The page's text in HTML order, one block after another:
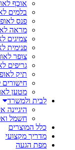
אוכף
בלמים
פנס
מראה
צמיגים
פנימית
צופר
גריפים
תיק
חישורים
מטען
לבית ולמשרד
היגיינה
חשמל
כלל המוצרים
מדריך מקצועי
מפת הגעה